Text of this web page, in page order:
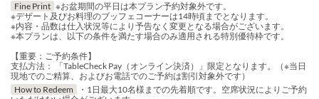
Fine Print ※お盆期間の平日は本プラン予約対象外です。
※デザート及びお料理のブッフェコーナーは14時頃までとなります。
※内容・品数は仕入状況等により予告なく変更となる場合がございます。
※本プランは、以下の条件を満たす場合のみ適用される特別優待枠です。
【重要：ご予約条件】
支払方法： 「TableCheck Pay（オンライン決済）」限定となります。（※当日
現地でのご精算、およびお電話でのご予約は割引対象外です）
How to Redeem
・1日最大10名様までの先着順です。空席状況によりご予約